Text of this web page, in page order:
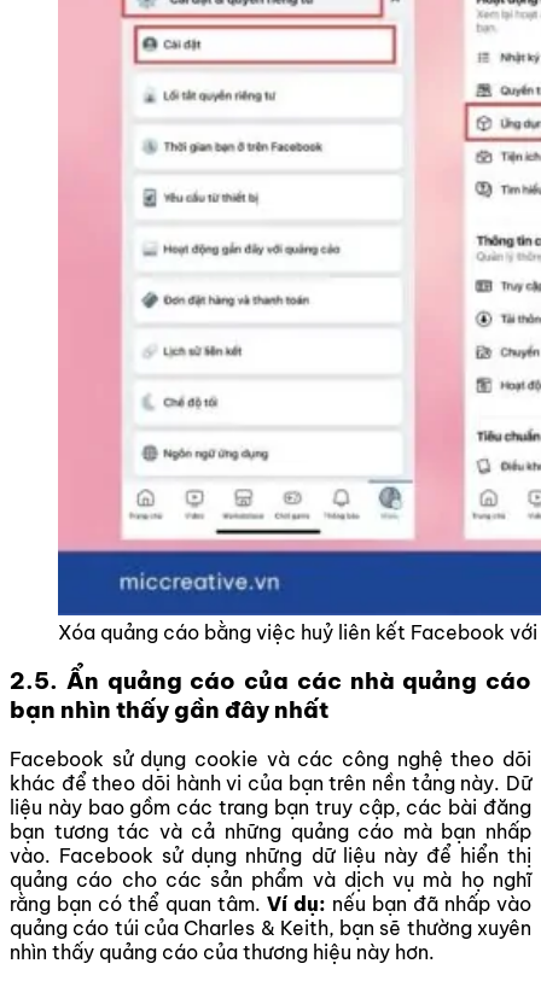
Xóa quảng cáo bằng việc huỷ liên kết Facebook
2.5. Ẩn quảng cáo của các nhà quảng cáo
bạn nhìn thấy gần đây nhất
Facebook sử dụng cookie và các công nghệ theo dõi
khác để theo dõi hành vi của bạn trên nền tảng này. Dữ
liệu này bao gồm các trang bạn truy cập, các bài đăng
bạn tương tác và cả những quảng cáo mà bạn nhấp
vào. Facebook sử dụng những dữ liệu này để hiển thị
quảng cáo cho các sản phẩm và dịch vụ mà họ nghĩ
rằng bạn có thể quan tâm. Ví dụ: nếu bạn đã nhấp vào
quảng cáo túi của Charles & Keith, bạn sẽ thường xuyên
nhìn thấy quảng cáo của thương hiệu này hơn.